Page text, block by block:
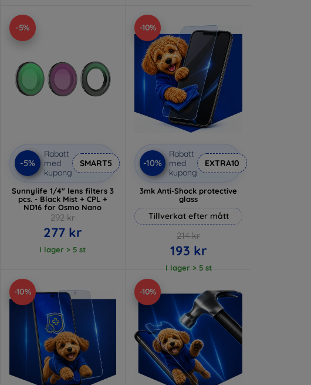
-5%
-5%
Rabatt
med
kupong
SMART5
Sunnylife 1/4" lens filters 3
pcs. - Black Mist + CPL +
ND16 for Osmo Nano
292 kr
277 kr
I lager > 5 st
-10%
-10%
Rabatt
med
kupong
EXTRA10
3mk Anti-Shock protective
glass
Tillverkat efter mått
214 kr
193 kr
I lager > 5 st
-10% -10%